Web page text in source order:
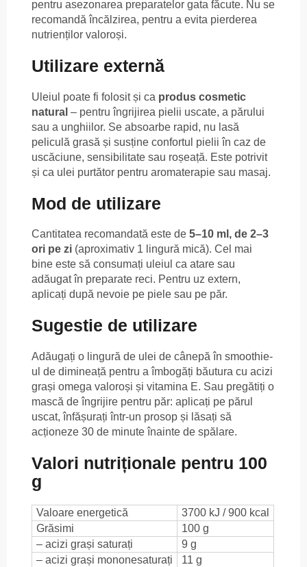
pentru asezonarea preparatelor gata făcute. Nu se
recomandă încălzirea, pentru a evita pierderea
nutrienților valoroși.
Utilizare externă
Uleiul poate fi folosit și ca produs cosmetic
natural – pentru îngrijirea pielii uscate, a părului
sau a unghiilor. Se absoarbe rapid, nu lasă
peliculă grasă și susține confortul pielii în caz de
uscăciune, sensibilitate sau roșeață. Este potrivit
și ca ulei purtător pentru aromaterapie sau masaj.
Mod de utilizare
Cantitatea recomandată este de 5–10 ml, de 2–3
ori pe zi (aproximativ 1 lingură mică). Cel mai
bine este să consumați uleiul ca atare sau
adăugat în preparate reci. Pentru uz extern,
aplicați după nevoie pe piele sau pe păr.
Sugestie de utilizare
Adăugați o lingură de ulei de cânepă în smoothie-
ul de dimineață pentru a îmbogăți băutura cu acizi
grași omega valoroși și vitamina E. Sau pregătiți o
mască de îngrijire pentru păr: aplicați pe părul
uscat, înfășurați într-un prosop și lăsați să
acționeze 30 de minute înainte de spălare.
Valori nutriționale pentru 100
g
Valoare energetică
3700 kJ / 900 kcal
Grăsimi
100 g
– acizi grași saturați
9 g
– acizi grași mononesaturați
11 g